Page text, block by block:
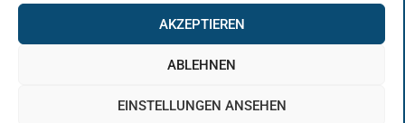
AKZEPTIEREN
ABLEHNEN
EINSTELLUNGEN ANSEHEN
LIBRAInvest © 2023 | Design by SOFTWARESTUBE